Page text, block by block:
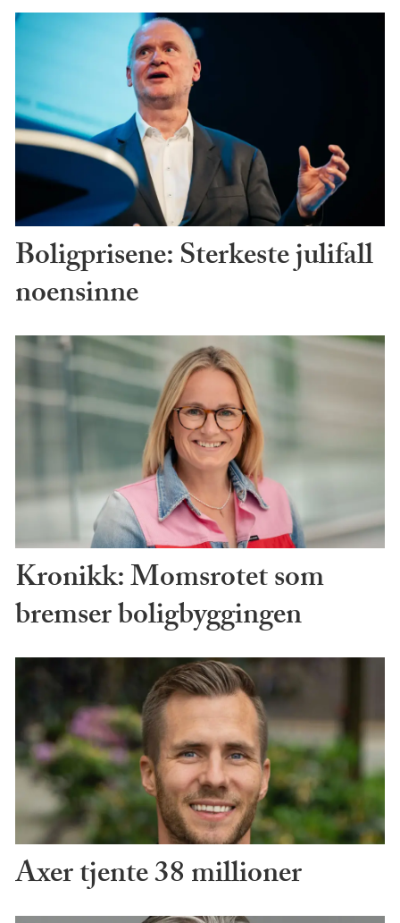
Boligprisene: Sterkeste julifall
noensinne
Kronikk: Momsrotet som
bremser boligbyggingen
Axer tjente 38 millioner